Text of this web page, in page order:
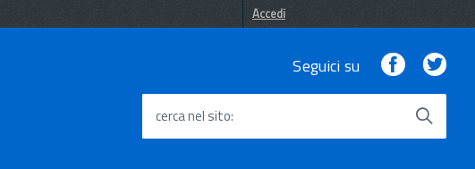
Accedi
Seguici su Facebook
cerca nel sito